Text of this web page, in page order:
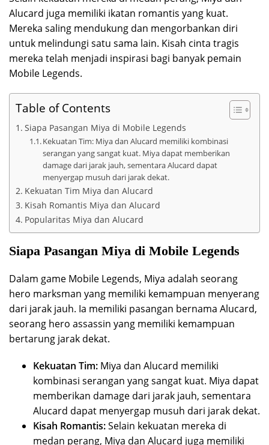
Alucard juga memiliki ikatan romantis yang kuat.
Mereka saling mendukung dan mengorbankan diri
untuk melindungi satu sama lain. Kisah cinta tragis
mereka telah menjadi inspirasi bagi banyak pemain
Mobile Legends.
Table of Contents
Siapa Pasangan Miya di Mobile Legends
Kekuatan Tim: Miya dan Alucard memiliki kombinasi
serangan yang sangat kuat. Miya dapat memberikan
damage dari jarak jauh, sementara Alucard dapat
menyergap musuh dari jarak dekat.
Kekuatan Tim Miya dan Alucard
Kisah Romantis Miya dan Alucard
Popularitas Miya dan Alucard
Siapa Pasangan Miya di Mobile Legends
Dalam game Mobile Legends, Miya adalah seorang
hero marksman yang memiliki kemampuan menyerang
dari jarak jauh. Ia memiliki pasangan bernama Alucard,
seorang hero assassin yang memiliki kemampuan
bertarung jarak dekat.
Kekuatan Tim: Miya dan Alucard memiliki
kombinasi serangan yang sangat kuat. Miya dapat
memberikan damage dari jarak jauh, sementara
Alucard dapat menyergap musuh dari jarak dekat.
Kisah Romantis:Selain kekuatan mereka di
medan perang, Miya dan Alucard juga memiliki